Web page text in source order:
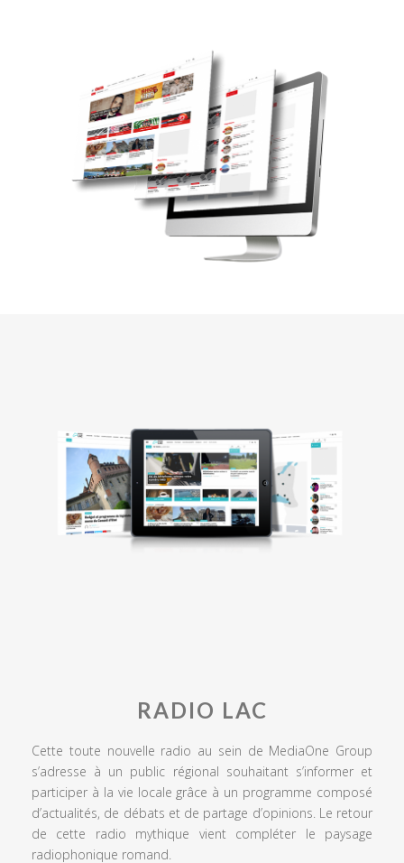
RADIO LAC
Cette toute nouvelle radio au sein de MediaOne Group
s’adresse à un public régional souhaitant s’informer et
participer à la vie locale grâce à un programme composé
d’actualités, de débats et de partage d’opinions. Le retour
de cette radio mythique vient compléter le paysage
radiophonique romand.